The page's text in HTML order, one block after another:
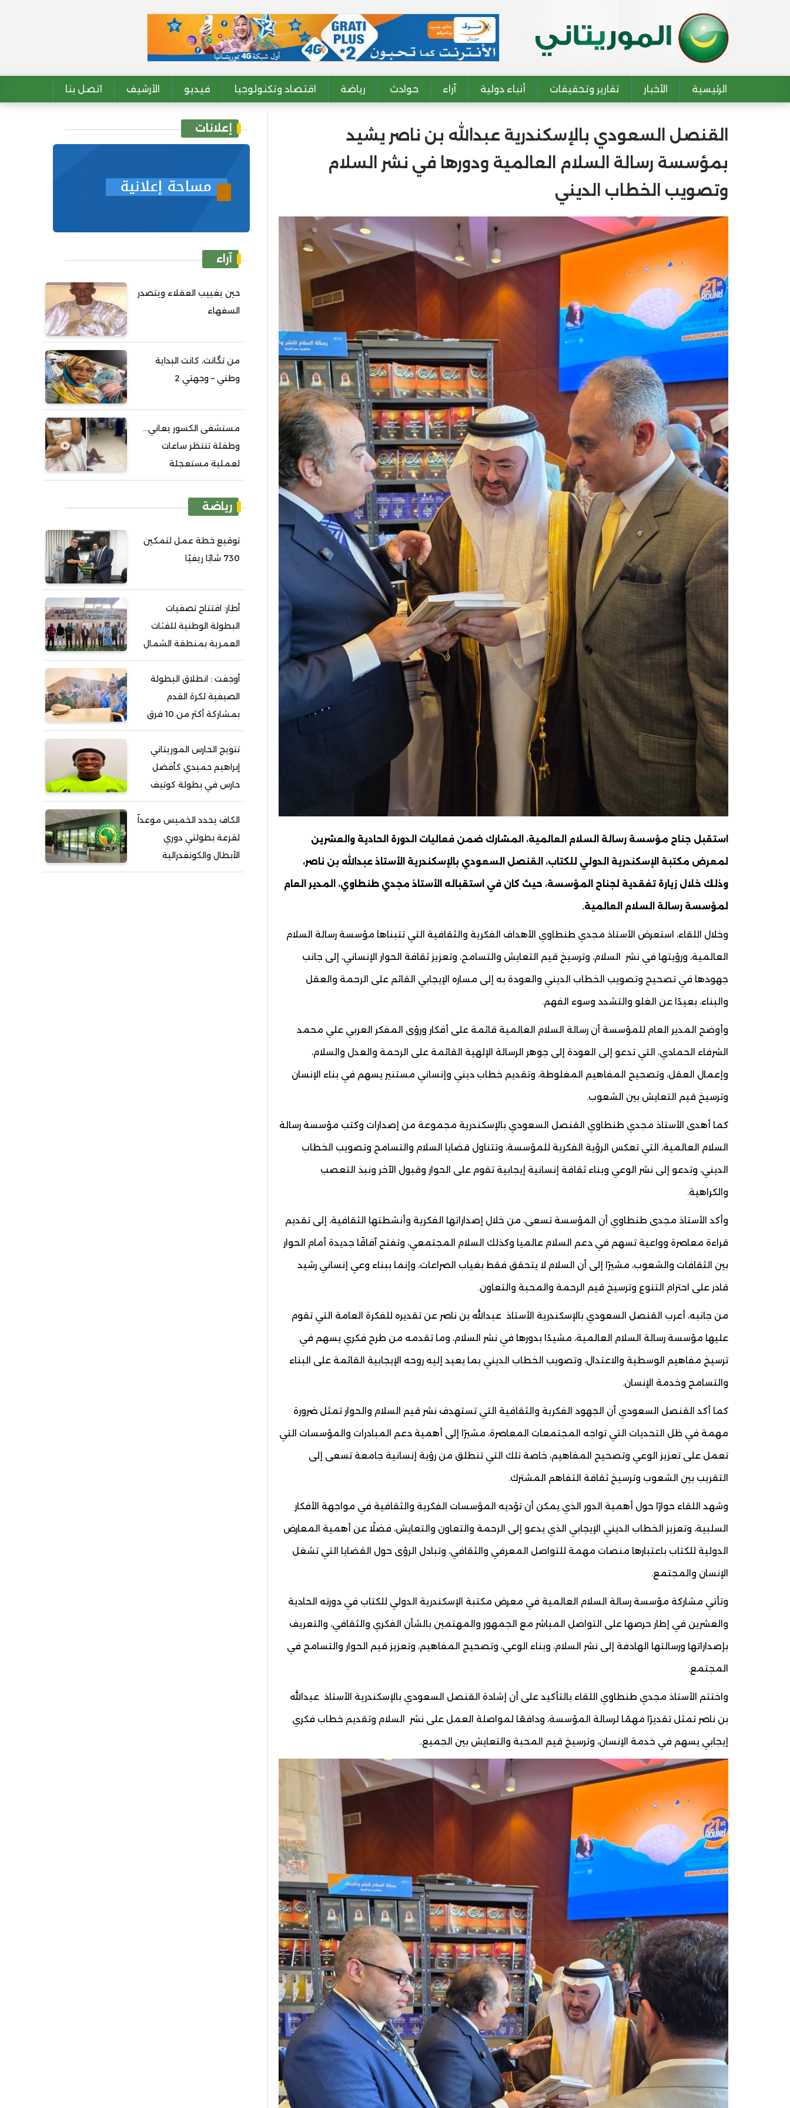
Main navigation
الرئيسية الأخبار تقارير وتحقيقات أنباء دولية آراء حوادث رياضة اقتصاد وتكنولوجيا فيديو الأرشيف اتصل بنا
القنصل السعودي بالإسكندرية عبدالله بن ناصر يشيد
بمؤسسة رسالة السلام العالمية ودورها في نشر السلام
وتصويب الخطاب الديني
استقبل جناح مؤسسة رسالة السلام العالمية، المشارك ضمن فعاليات الدورة الحادية والعشرين
لمعرض مكتبة الإسكندرية الدولي للكتاب، القنصل السعودي بالإسكندرية الأستاذ عبدالله بن ناصر،
وذلك خلال زيارة تفقدية لجناح المؤسسة، حيث كان في استقباله الأستاذ مجدي طنطاوي، المدير العام
لمؤسسة رسالة السلام العالمية.
وخلال اللقاء، استعرض الأستاذ مجدي طنطاوي الأهداف الفكرية والثقافية التي تتبناها مؤسسة رسالة السلام
العالمية، ورؤيتها في نشر السلام، وترسيخ قيم التعايش والتسامح، وتعزيز ثقافة الحوار الإنساني، إلى جانب
جهودها في تصحيح وتصويب الخطاب الديني والعودة به إلى مساره الإيجابي القائم على الرحمة والعقل
والبناء، بعيدًا عن الغلو والتشدد وسوء الفهم.
وأوضح المدير العام للمؤسسة أن رسالة السلام العالمية قائمة على أفكار ورؤى المفكر العربي علي محمد
الشرفاء الحمادي، التي تدعو إلى العودة إلى جوهر الرسالة الإلهية القائمة على الرحمة والعدل والسلام،
وإعمال العقل، وتصحيح المفاهيم المغلوطة، وتقديم خطاب ديني وإنساني مستنير يسهم في بناء الإنسان
وترسيخ قيم التعايش بين الشعوب.
كما أهدى الأستاذ مجدي طنطاوي القنصل السعودي بالإسكندرية مجموعة من إصدارات وكتب مؤسسة رسالة
السلام العالمية، التي تعكس الرؤية الفكرية للمؤسسة، وتتناول قضايا السلام والتسامح وتصويب الخطاب
الديني، وتدعو إلى نشر الوعي وبناء ثقافة إنسانية إيجابية تقوم على الحوار وقبول الآخر ونبذ التعصب
والكراهية.
وأكد الأستاذ مجدى طنطاوي أن المؤسسة تسعى، من خلال إصداراتها الفكرية وأنشطتها الثقافية، إلى تقديم
قراءة معاصرة وواعية تسهم في دعم السلام عالميا وكذلك السلام المجتمعي، وتفتح آفاقًا جديدة أمام الحوار
بين الثقافات والشعوب، مشيرًا إلى أن السلام لا يتحقق فقط بغياب الصراعات، وإنما ببناء وعي إنساني رشيد
قادر على احترام التنوع وترسيخ قيم الرحمة والمحبة والتعاون.
من جانبه، أعرب القنصل السعودي بالإسكندرية الأستاذ عبدالله بن ناصر عن تقديره للفكرة العامة التي تقوم
عليها مؤسسة رسالة السلام العالمية، مشيدًا بدورها في نشر السلام، وما تقدمه من طرح فكري يسهم في
ترسيخ مفاهيم الوسطية والاعتدال، وتصويب الخطاب الديني بما يعيد إليه روحه الإيجابية القائمة على البناء
والتسامح وخدمة الإنسان.
كما أكد القنصل السعودي أن الجهود الفكرية والثقافية التي تستهدف نشر قيم السلام والحوار تمثل ضرورة
مهمة في ظل التحديات التي تواجه المجتمعات المعاصرة، مشيرًا إلى أهمية دعم المبادرات والمؤسسات التي
تعمل على تعزيز الوعي وتصحيح المفاهيم، خاصة تلك التي تنطلق من رؤية إنسانية جامعة تسعى إلى
التقريب بين الشعوب وترسيخ ثقافة التفاهم المشترك.
وشهد اللقاء حوارًا حول أهمية الدور الذي يمكن أن تؤديه المؤسسات الفكرية والثقافية في مواجهة الأفكار
السلبية، وتعزيز الخطاب الديني الإيجابي الذي يدعو إلى الرحمة والتعاون والتعايش، فضلًا عن أهمية المعارض
الدولية للكتاب باعتبارها منصات مهمة للتواصل المعرفي والثقافي، وتبادل الرؤى حول القضايا التي تشغل
الإنسان والمجتمع.
وتأتي مشاركة مؤسسة رسالة السلام العالمية في معرض مكتبة الإسكندرية الدولي للكتاب في دورته الحادية
والعشرين في إطار حرصها على التواصل المباشر مع الجمهور والمهتمين بالشأن الفكري والثقافي، والتعريف
بإصداراتها ورسالتها الهادفة إلى نشر السلام، وبناء الوعي، وتصحيح المفاهيم، وتعزيز قيم الحوار والتسامح في
المجتمع.
واختتم الأستاذ مجدي طنطاوي اللقاء بالتأكيد على أن إشادة القنصل السعودي بالإسكندرية الأستاذ عبدالله
بن ناصر تمثل تقديرًا مهمًا لرسالة المؤسسة، ودافعًا لمواصلة العمل على نشر السلام وتقديم خطاب فكري
إيجابي يسهم في خدمة الإنسان، وترسيخ قيم المحبة والتعايش بين الجميع..
إعلانات
آراء
حين يغييب العقلاء ويتصدر
السفهاء
من تگانت، كانت البداية
وطني – وجهتي 2
مستشفى الكسور يعاني...
وطفلة تنتظر ساعات
لعملية مستعجلة
رياضة
توقيع خطة عمل لتمكين
730 شابًا ريفيًا
أطار: افتتاح تصفيات
البطولة الوطنية للفئات
العمرية بمنطقة الشمال
أوجفت : انطلاق البطولة
الصيفية لكرة القدم
بمشاركة أكثر من 10 فرق
تتويج الحارس الموريتاني
إبراهيم حميدي كأفضل
حارس في بطولة كوتيف
الكاف يحدد الخميس موعداً
لقرعة بطولتي دوري
الأبطال والكونفدرالية